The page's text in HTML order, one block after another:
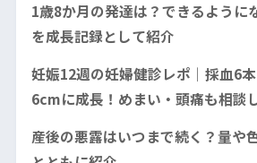
1歳8か月の発達は？できるように
を成長記録として紹介
妊娠12週の妊婦健診レポ｜採血6
6cmに成長！めまい・頭痛も相談
産後の悪露はいつまで続く？量や